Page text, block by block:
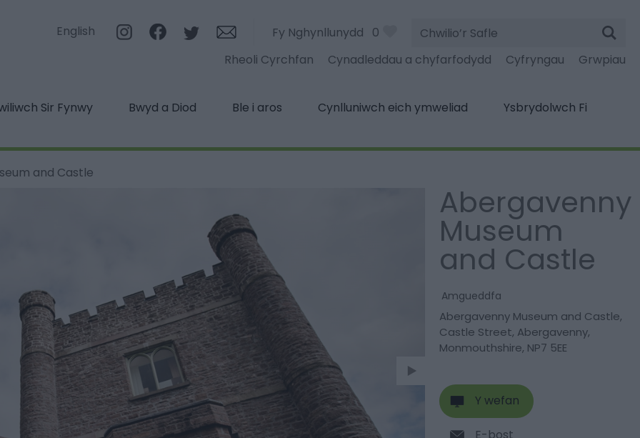
English Fy Nghynllunydd 0
Chwilio’r
Safle
Rheoli Cyrchfan
Cynadleddau a chyfarfodydd Cyfryngau Grwpiau
Sir Fynwy Bwyd a Diod Ble i aros Cynlluniwch eich ymweliad
Ysbrydolwch Fi
and Castle
Abergavenny
Museum
and Castle
Amgueddfa
Abergavenny Museum and Castle,
Castle Street, Abergavenny,
Monmouthshire, NP7 5EE
Y wefan
E-bost